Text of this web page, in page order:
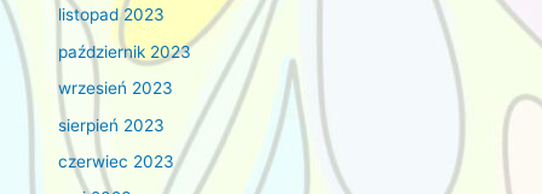
listopad 2023
październik 2023
wrzesień 2023
sierpień 2023
czerwiec 2023